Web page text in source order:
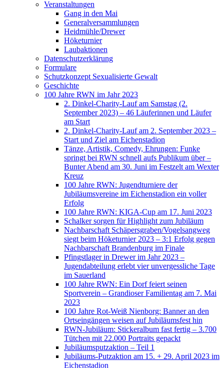
Veranstaltungen
Gang in den Mai
Generalversammlungen
Heidmühle/Drewer
Höketurnier
Laubaktionen
Datenschutzerklärung
Formulare
Schutzkonzept Sexualisierte Gewalt
Geschichte
100 Jahre RWN im Jahr 2023
2. Dinkel-Charity-Lauf am Samstag (2.
September 2023) – 46 Läuferinnen und Läufer
am Start
2. Dinkel-Charity-Lauf am 2. September 2023 –
Start und Ziel am Eichenstadion
Tänze, Artistik, Comedy, Ehrungen: Funke
springt bei RWN schnell aufs Publikum über –
Bunter Abend am 30. Juni im Festzelt am Wexter
Kreuz
100 Jahre RWN: Jugendturniere der
Jubiläumsvereine im Eichenstadion ein voller
Erfolg
100 Jahre RWN: KIGA-Cup am 17. Juni 2023
Schalker sorgen für Highlight zum Jubiläum
Nachbarschaft Schäpersgraben/Vogelsangweg
siegt beim Höketurnier 2023 – 3:1 Erfolg gegen
Nachbarschaft Brandenburg im Finale
Pfingstlager in Drewer im Jahr 2023 –
Jugendabteilung erlebt vier unvergessliche Tage
im Sauerland
100 Jahre RWN: Ein Dorf feiert seinen
Sportverein – Grandioser Familientag am 7. Mai
2023
100 Jahre Rot-Weiß Nienborg: Banner an den
Ortseingängen weisen auf Jubiläumsfest hin
RWN-Jubiläum: Stickeralbum fast fertig – 3.700
Tütchen mit 22.000 Portraits gepackt
Jubiläumsputzaktion – Teil 1
Jubiläums-Putzaktion am 15. + 29. April 2023 im
Eichenstadion